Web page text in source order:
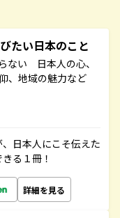
たい日本のこと
ない 日本人の心、
、地域の魅力など
日本人にこそ伝えた
る１冊！
詳細を見る